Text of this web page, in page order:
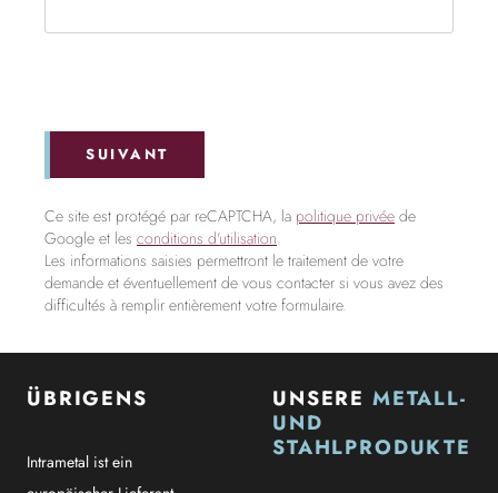
SUIVANT
Ce site est protégé par reCAPTCHA, la politique privée de
Google et les conditions d'utilisation.
Les informations saisies permettront le traitement de votre
demande et éventuellement de vous contacter si vous avez des
difficultés à remplir entièrement votre formulaire.
ÜBRIGENS
Intrametal ist ein
UNSERE METALL-
UND
STAHLPRODUKTE